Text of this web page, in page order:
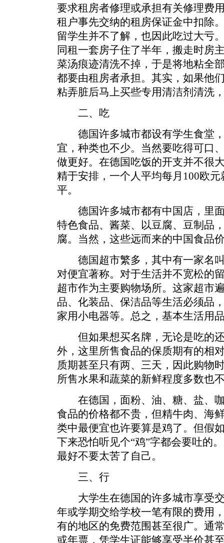
要求租房者修理或承担有关修理费
租户事先交纳的租房保证金中扣除
留学生并不了解，也因此吃过大亏
同租一套房子住了半年，搬走时房
菜汤痕迹清洗不掉，于是将地粘全
都要由租房者承担。其实，如果他
粘弄脏后马上买些专用清洁剂清洗
二、吃
德国许多城市都设有学生食堂，
宜，种类也不少。当然要吃得可口
做更好。在德国吃饭的开支并不很
精于安排，一个人平均每月100欧
平。
德国许多城市都有中国店，里面
特色食品、酱菜、以豆腐、豆制品
腐。当然，这些远而来的中国食品
德国超市繁多，其中有一家名叫
对便宜著称。对于生活并不宽松的
超市作为主要购物场所。这家超市
品、化装品、保洁品等生活必须品
家用小电器等。总之，基本生活用
但如果想买名牌，无论是吃的还
外，这里所售食品的保质期有的相
质期甚至只有两、三天，因此购物
所售水果和蔬菜的新鲜程度多数也
在德国，面粉、油、糖、盐、咖
食品的价格都不贵，但精牛肉、海
类中最便宜也许要算是鸡了。但假
下来恐怕听见个“鸡”字都会要吐的
最好不要太苦了自己。
三、行
大学生在德国的许多城市享受交
年或学期交给学校一笔有限的费用
有的地区的免费范围甚至很广。通
或年票，凭学生证能够享受半价甚